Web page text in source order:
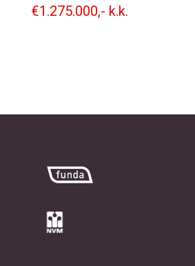
€1.275.000,- k.k.